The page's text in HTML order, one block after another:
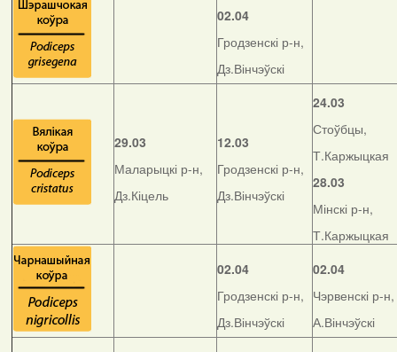
02.04
Гродзенскі р-н,
Дз.Вінчэўскі
29.03
Маларыцкі р-н,
Дз.Кіцель
12.03
Гродзенскі р-н,
Дз.Вінчэўскі
24.03
Стоўбцы,
Т.Каржыцкая
28.03
Мінскі р-н,
Т.Каржыцкая
02.04
Гродзенскі р-н,
Дз.Вінчэўскі
02.04
Чэрвенскі р-н,
А.Вінчэўскі